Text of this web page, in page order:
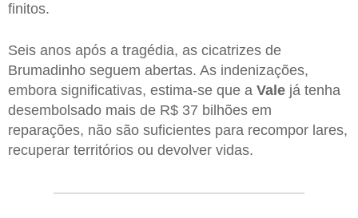
finitos.
Seis anos após a tragédia, as cicatrizes de
Brumadinho seguem abertas. As indenizações,
embora significativas, estima-se que a Vale já tenha
desembolsado mais de R$ 37 bilhões em
reparações, não são suficientes para recompor lares,
recuperar territórios ou devolver vidas.